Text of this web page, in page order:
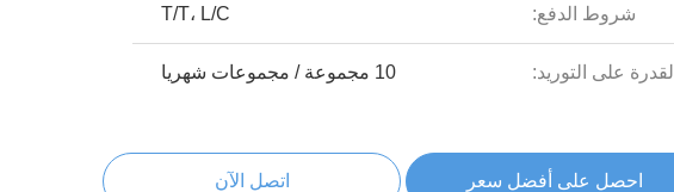
شروط الدفع: T/T، L/C
القدرة على التوريد: 10 مجموعة / مجموعات شهريا
احصل على أفضل سعر اتصل الآن